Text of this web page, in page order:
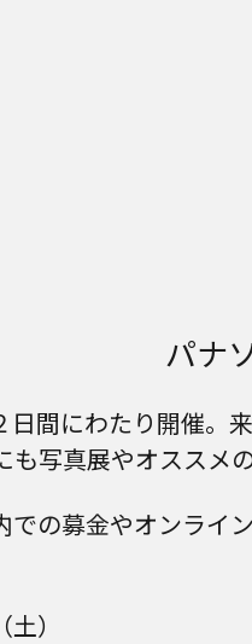
パナ
日間にわたり開催
写真展やオススメ
での募金やオンライ
）